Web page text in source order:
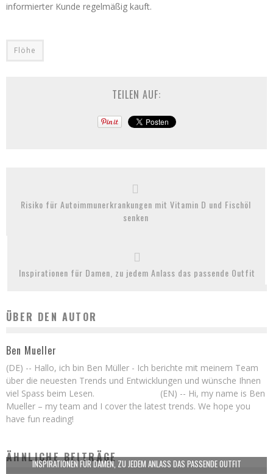
informierter Kunde regelmäßig kauft.
Flöhe
TEILEN AUF:
Risiko für Autoimmunerkrankungen mit Vitamin D und Fischöl
senken
Inspirationen für Damen, zu jedem Anlass das passende Outfit
ÜBER DEN AUTOR
Ben Mueller
(DE) -- Hallo, ich bin Ben Müller - Ich berichte mit meinem Team
über die neuesten Trends und Entwicklungen und wünsche Ihnen
viel Spass beim Lesen. (EN) -- Hi, my name is Ben
Mueller – my team and I cover the latest trends. We hope you
have fun reading!
ÄHNLICHE BEITRÄGE
INSPIRATIONEN FÜR DAMEN, ZU JEDEM ANLASS DAS PASSENDE OUTFIT